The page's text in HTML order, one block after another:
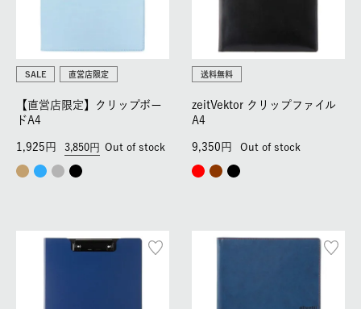
SALE 直営店限定
【直営店限定】クリップボー
ドA4
3,850
1,925 Out of stock
送料無料
zeitVektor クリップファイル
A4
9,350 Out of stock